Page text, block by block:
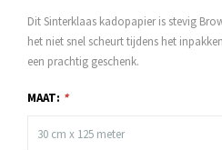
Dit Sinterklaas kadopapier is stevig
het niet snel scheurt tijdens het
een prachtig geschenk.
MAAT: *
30 cm x 125 meter